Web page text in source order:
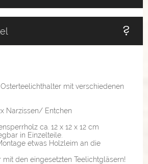
mit verschiedenen
Narzissen/ Entchen
ca. 12 x 12 x 12 cm
in Einzelteile.
etwas Holzleim an die
mit den eingesetzten Teelichtgläsern!